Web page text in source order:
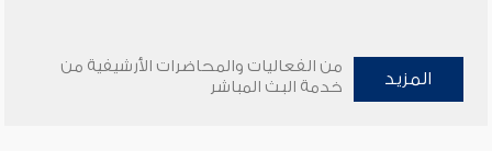
المزيد
من الفعاليات والمحاضرات الأرشيفية من
خدمة البث المباشر